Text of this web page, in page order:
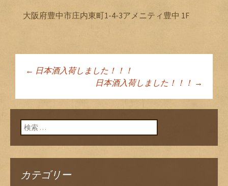
大阪府豊中市庄内東町1-4-3アメニティ豊中 1F
投稿ナビゲーショ
ン
← 日本酒入荷しました！！！
日本酒入荷しました！！！ →
検索:
カテゴリー